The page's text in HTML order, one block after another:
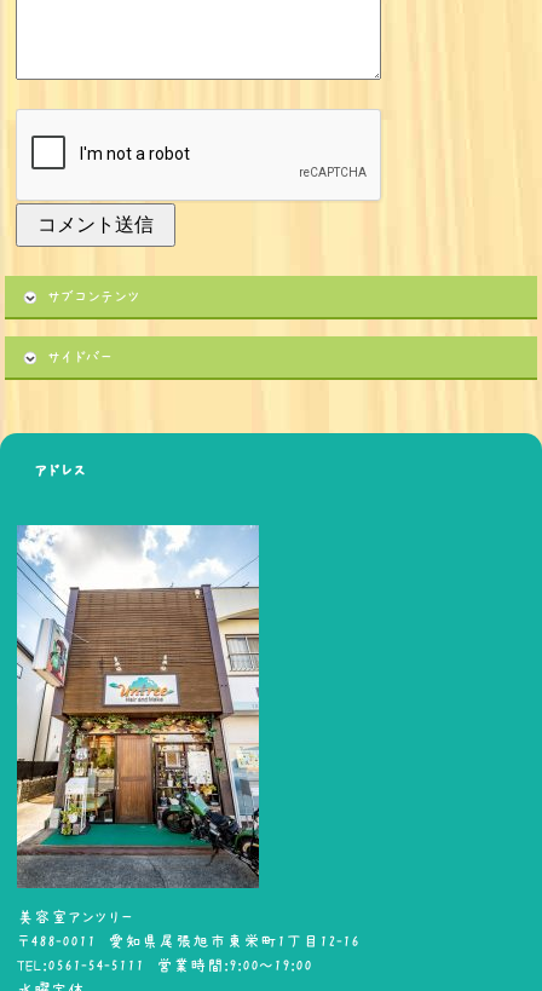
サブコンテンツ
サイドバー
アドレス
美容室アンツリー
〒488-0011 愛知県尾張旭市東栄町1丁目12-16
TEL:0561-54-5111 営業時間:9:00～19:00